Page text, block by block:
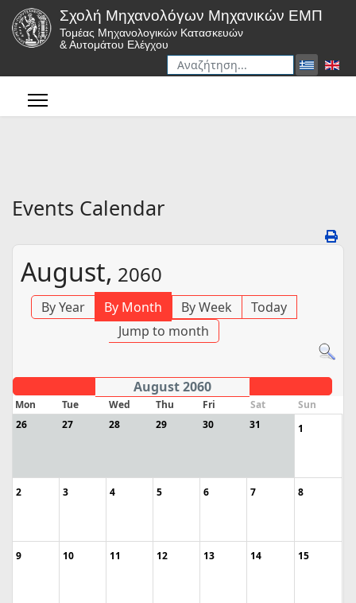
Σχολή Μηχανολόγων Μηχανικών ΕΜΠ
Τομέας Μηχανολογικών Κατασκευών
& Αυτομάτου Ελέγχου
Αναζήτηση
Events Calendar
August, 2060
By Year By Month By Week
Today
Jump to month
August 2060
Mon Tue Wed Thu Fri Sat
Sun
26
27 28 29 30 31 1
2 3 4 5 6 7 8
9 10 11 12 13 14 15